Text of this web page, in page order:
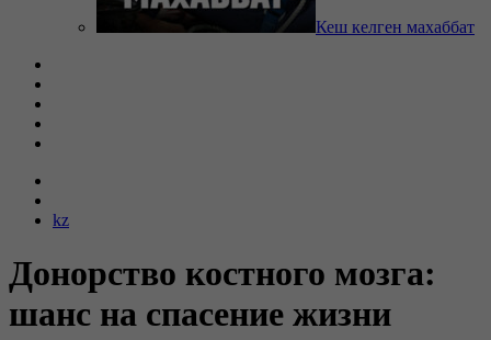
Кеш келген махаббат
kz
Донорство костного мозга:
шанс на спасение жизни